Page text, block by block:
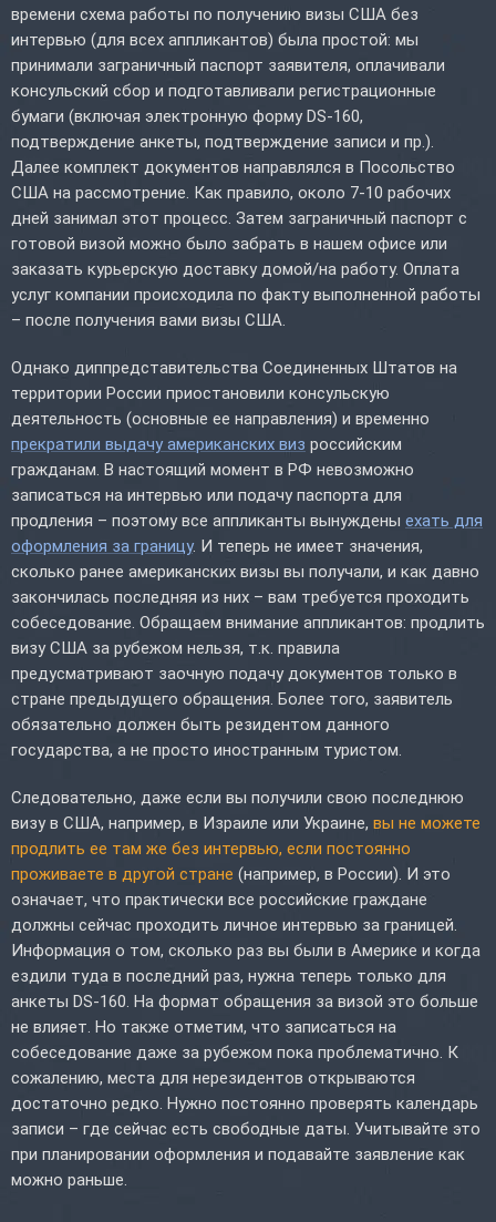
времени схема работы по получению визы США без
интервью (для всех аппликантов) была простой: мы
принимали заграничный паспорт заявителя, оплачивали
консульский сбор и подготавливали регистрационные
бумаги (включая электронную форму DS-160,
подтверждение анкеты, подтверждение записи и пр.).
Далее комплект документов направлялся в Посольство
США на рассмотрение. Как правило, около 7-10 рабочих
дней занимал этот процесс. Затем заграничный паспорт с
готовой визой можно было забрать в нашем офисе или
заказать курьерскую доставку домой/на работу. Оплата
услуг компании происходила по факту выполненной работы
– после получения вами визы США.
Однако диппредставительства Соединенных Штатов на
территории России приостановили консульскую
деятельность (основные ее направления) и временно
прекратили выдачу американских виз российским
гражданам. В настоящий момент в РФ невозможно
записаться на интервью или подачу паспорта для
продления – поэтому все аппликанты вынуждены ехать для
оформления за границу. И теперь не имеет значения,
сколько ранее американских визы вы получали, и как давно
закончилась последняя из них – вам требуется проходить
собеседование. Обращаем внимание аппликантов: продлить
визу США за рубежом нельзя, т.к. правила
предусматривают заочную подачу документов только в
стране предыдущего обращения. Более того, заявитель
обязательно должен быть резидентом данного
государства, а не просто иностранным туристом.
Следовательно, даже если вы получили свою последнюю
визу в США, например, в Израиле или Украине, вы не можете
продлить ее там же без интервью, если постоянно
проживаете в другой стране (например, в России). И это
означает, что практически все российские граждане
должны сейчас проходить личное интервью за границей.
Информация о том, сколько раз вы были в Америке и когда
ездили туда в последний раз, нужна теперь только для
анкеты DS-160. На формат обращения за визой это больше
не влияет. Но также отметим, что записаться на
собеседование даже за рубежом пока проблематично. К
сожалению, места для нерезидентов открываются
достаточно редко. Нужно постоянно проверять календарь
записи – где сейчас есть свободные даты. Учитывайте это
при планировании оформления и подавайте заявление как
можно раньше.